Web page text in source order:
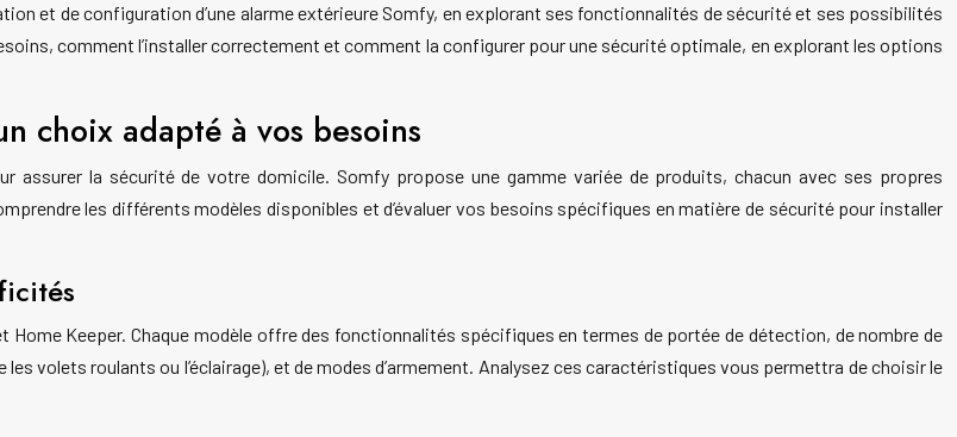
et de configuration d’une alarme extérieure Somfy, en explorant ses fonctionnalités de sécurité et ses possibilités
comment l’installer correctement et comment la configurer pour une sécurité optimale, en explorant les options
choix adapté à vos besoins
assurer la sécurité de votre domicile. Somfy propose une gamme variée de produits, chacun avec ses propres
les différents modèles disponibles et d’évaluer vos besoins spécifiques en matière de sécurité pour installer
Keeper. Chaque modèle offre des fonctionnalités spécifiques en termes de portée de détection, de nombre de
volets roulants ou l’éclairage), et de modes d’armement. Analysez ces caractéristiques vous permettra de choisir le